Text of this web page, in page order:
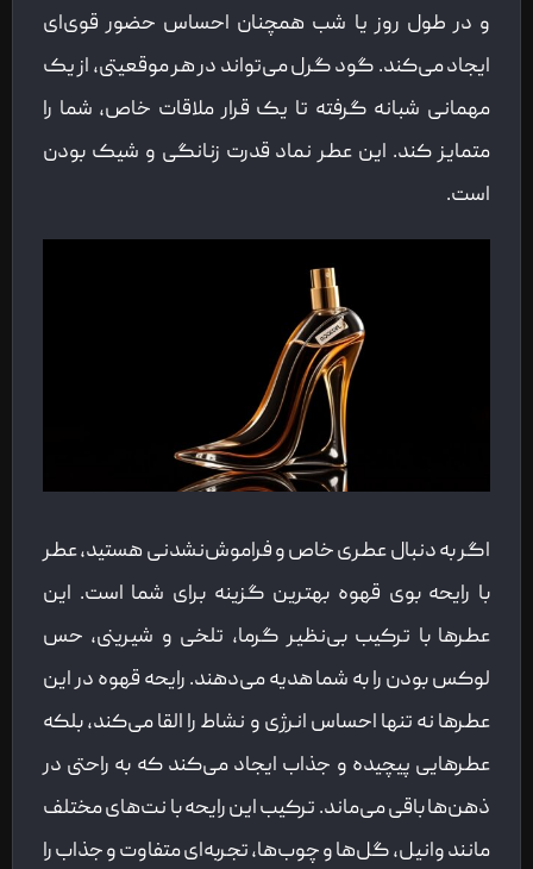
و در طول روز یا شب همچنان احساس حضور قوی‌ای
ایجاد می‌کند. گود گرل می‌تواند در هر موقعیتی، از یک
مهمانی شبانه گرفته تا یک قرار ملاقات خاص، شما را
متمایز کند. این عطر نماد قدرت زنانگی و شیک بودن
است.
اگر به دنبال عطری خاص و فراموش‌نشدنی هستید، عطر
با رایحه بوی قهوه بهترین گزینه برای شما است. این
عطرها با ترکیب بی‌نظیر گرما، تلخی و شیرینی، حس
لوکس بودن را به شما هدیه می‌دهند. رایحه قهوه در این
عطرها نه تنها احساس انرژی و نشاط را القا می‌کند، بلکه
عطرهایی پیچیده و جذاب ایجاد می‌کند که به راحتی در
ذهن‌ها باقی می‌ماند. ترکیب این رایحه با نت‌های مختلف
مانند وانیل، گل‌ها و چوب‌ها، تجربه‌ای متفاوت و جذاب را